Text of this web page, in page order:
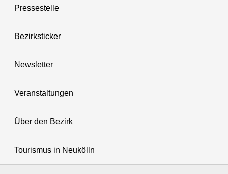
Pressestelle
Bezirksticker
Newsletter
Veranstaltungen
Über den Bezirk
Tourismus in Neukölln